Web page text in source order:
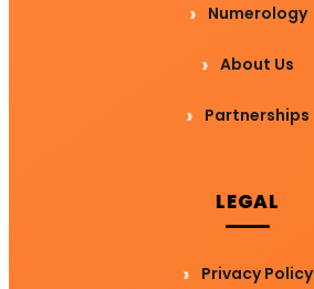
Numerology
About Us
Partnerships
LEGAL
Privacy Policy